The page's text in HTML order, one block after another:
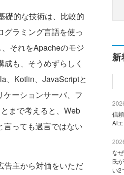
礎的な技術は、比較的
ラミング言語を使っ
それをApacheのモジ
も、そうめずらしく
、Kotlin、JavaScriptと
ーションサーバ、フ
まで考えると、Web
っても過言ではない
告主から対価をいただ
新
信
AI
な
氏
い2